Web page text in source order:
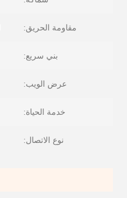
مقاومة الحريق:
بني سريع:
عرض الويب:
خدمة الحياة:
نوع الاتصال: